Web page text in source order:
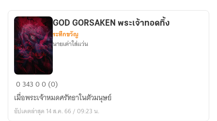
イ
ダ
ー
イ
ベ
ン
ト
GOD
GORSAKEN
พระเจ้า
ทอด
GOD GORSAKEN พระเจ้าทอดทิ้ง
ระทึกขวัญ
นายเต่าใส่แว่น
034300 (0)
เมื่อพระเจ้าหมดศรัทธา​ในตัวมนุษย์​
อัปเดตล่าสุด 14 ส.ค. 66 / 09:23 น.